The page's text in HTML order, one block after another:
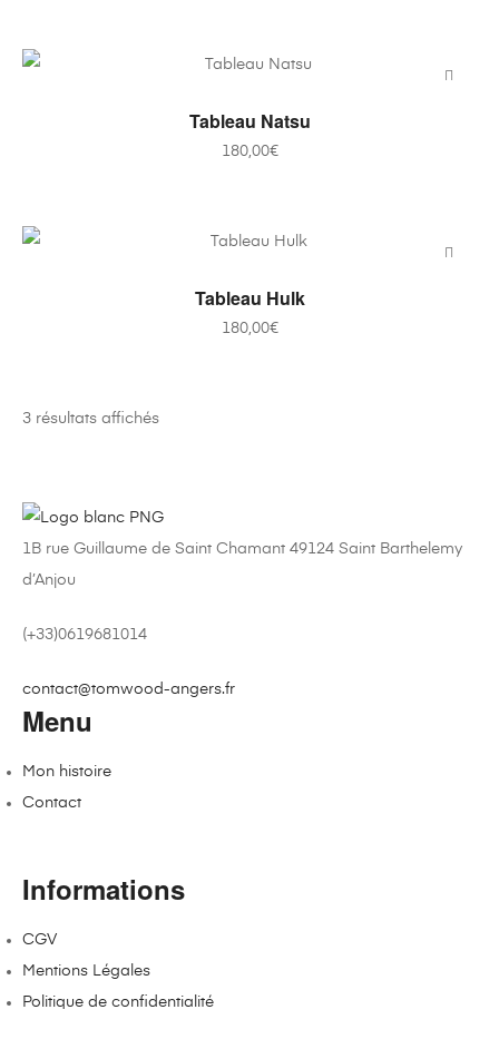
AJOUTER AU PANIER
Tableau Natsu
180,00€
AJOUTER AU PANIER
Tableau Hulk
180,00€
3 résultats affichésTrié
moyenne
1B rue Guillaume de Saint Chamant 49124 Saint Barthelemy
d’Anjou
(+33)0619681014
contact@tomwood-angers.fr
Menu
Mon histoire
Contact
Informations
CGV
Mentions Légales
Politique de confidentialité